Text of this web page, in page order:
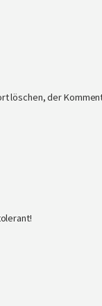
löschen, der